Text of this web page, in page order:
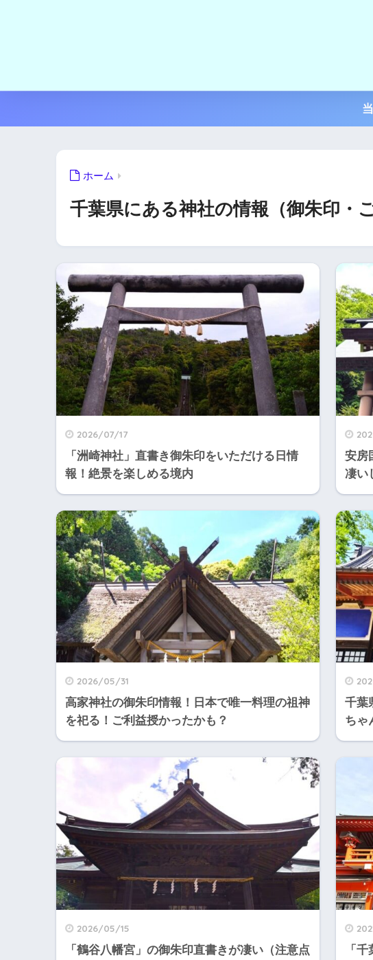
ホーム
千葉県にある神社の情報（御朱印・
2026/07/17
「洲崎神社」直書き御朱印をいただける日情
報！絶景を楽しめる境内
安房
凄い
2026/05/31
高家神社の御朱印情報！日本で唯一料理の祖神
を祀る！ご利益授かったかも？
千葉
ちゃ
2026/05/15
「鶴谷八幡宮」の御朱印直書きが凄い（注意点
「